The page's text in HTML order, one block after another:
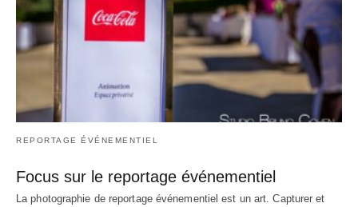
REPORTAGE ÉVÉNEMENTIEL
Focus sur le reportage événementiel
La photographie de reportage événementiel est un art. Capturer et